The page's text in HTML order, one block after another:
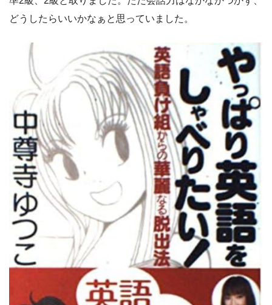
どうしたらいいかなぁと思っていました。